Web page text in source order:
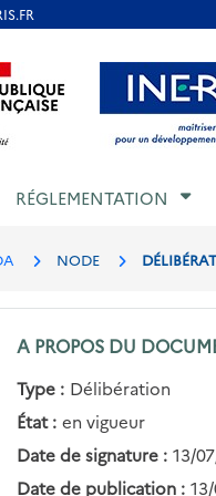
Aller au
RÉGLEMENTATION
NODE
A PROPOS DU
Type : Délibération
État : en vigueur
Date de signature : 13/
Date de publication :